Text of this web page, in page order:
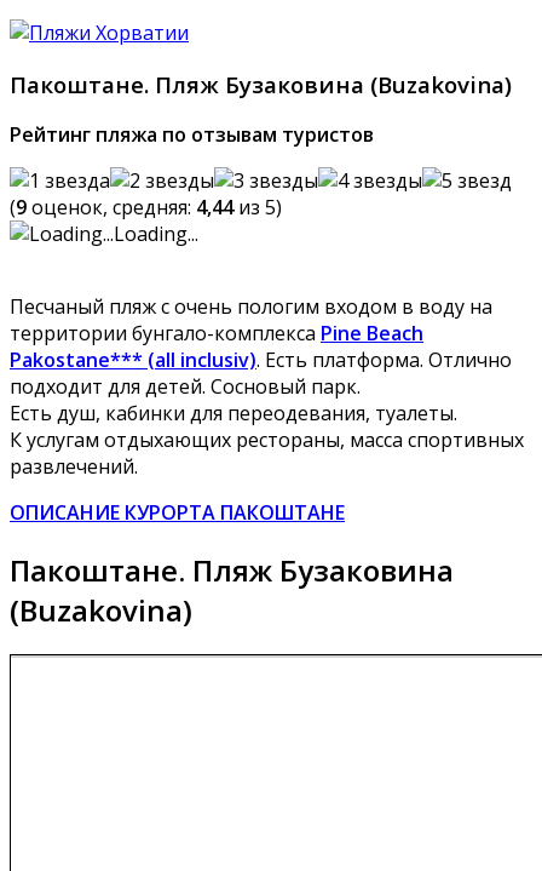
Пакоштане. Пляж Бузаковина (Buzakovina)
Рейтинг пляжа по отзывам туристов
(9оценок, средняя: 4,44из 5)
Loading...
Песчаный пляж с очень пологим входом в воду на
территории бунгало-комплекса Pine Beach
Pakostane*** (all inclusiv). Есть платформа. Отлично
подходит для детей. Сосновый парк.
Есть душ, кабинки для переодевания, туалеты.
К услугам отдыхающих рестораны, масса спортивных
развлечений.
ОПИСАНИЕ КУРОРТА ПАКОШТАНЕ
Пакоштане. Пляж Бузаковина
(Buzakovina)